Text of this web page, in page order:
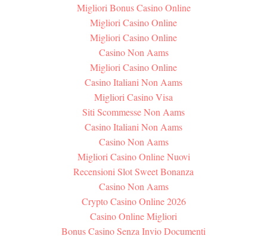
Migliori Bonus Casino Online
Migliori Casino Online
Migliori Casino Online
Casino Non Aams
Migliori Casino Online
Casino Italiani Non Aams
Migliori Casino Visa
Siti Scommesse Non Aams
Casino Italiani Non Aams
Casino Non Aams
Migliori Casino Online Nuovi
Recensioni Slot Sweet Bonanza
Casino Non Aams
Crypto Casino Online 2026
Casino Online Migliori
Bonus Casino Senza Invio Documenti